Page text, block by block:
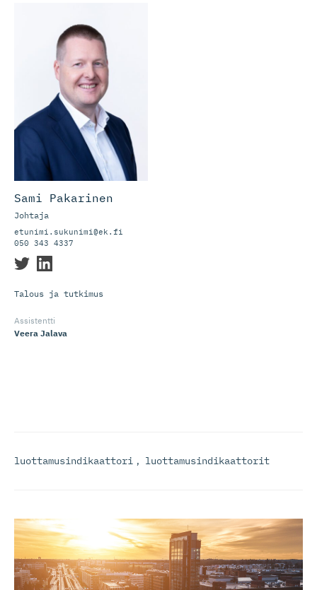
Sami Pakarinen
Johtaja
etunimi.sukunimi@ek.fi
050 343 4337
Talous ja tutkimus
Assistentti
Veera Jalava
luottamusindikaattori , luottamusindikaattorit